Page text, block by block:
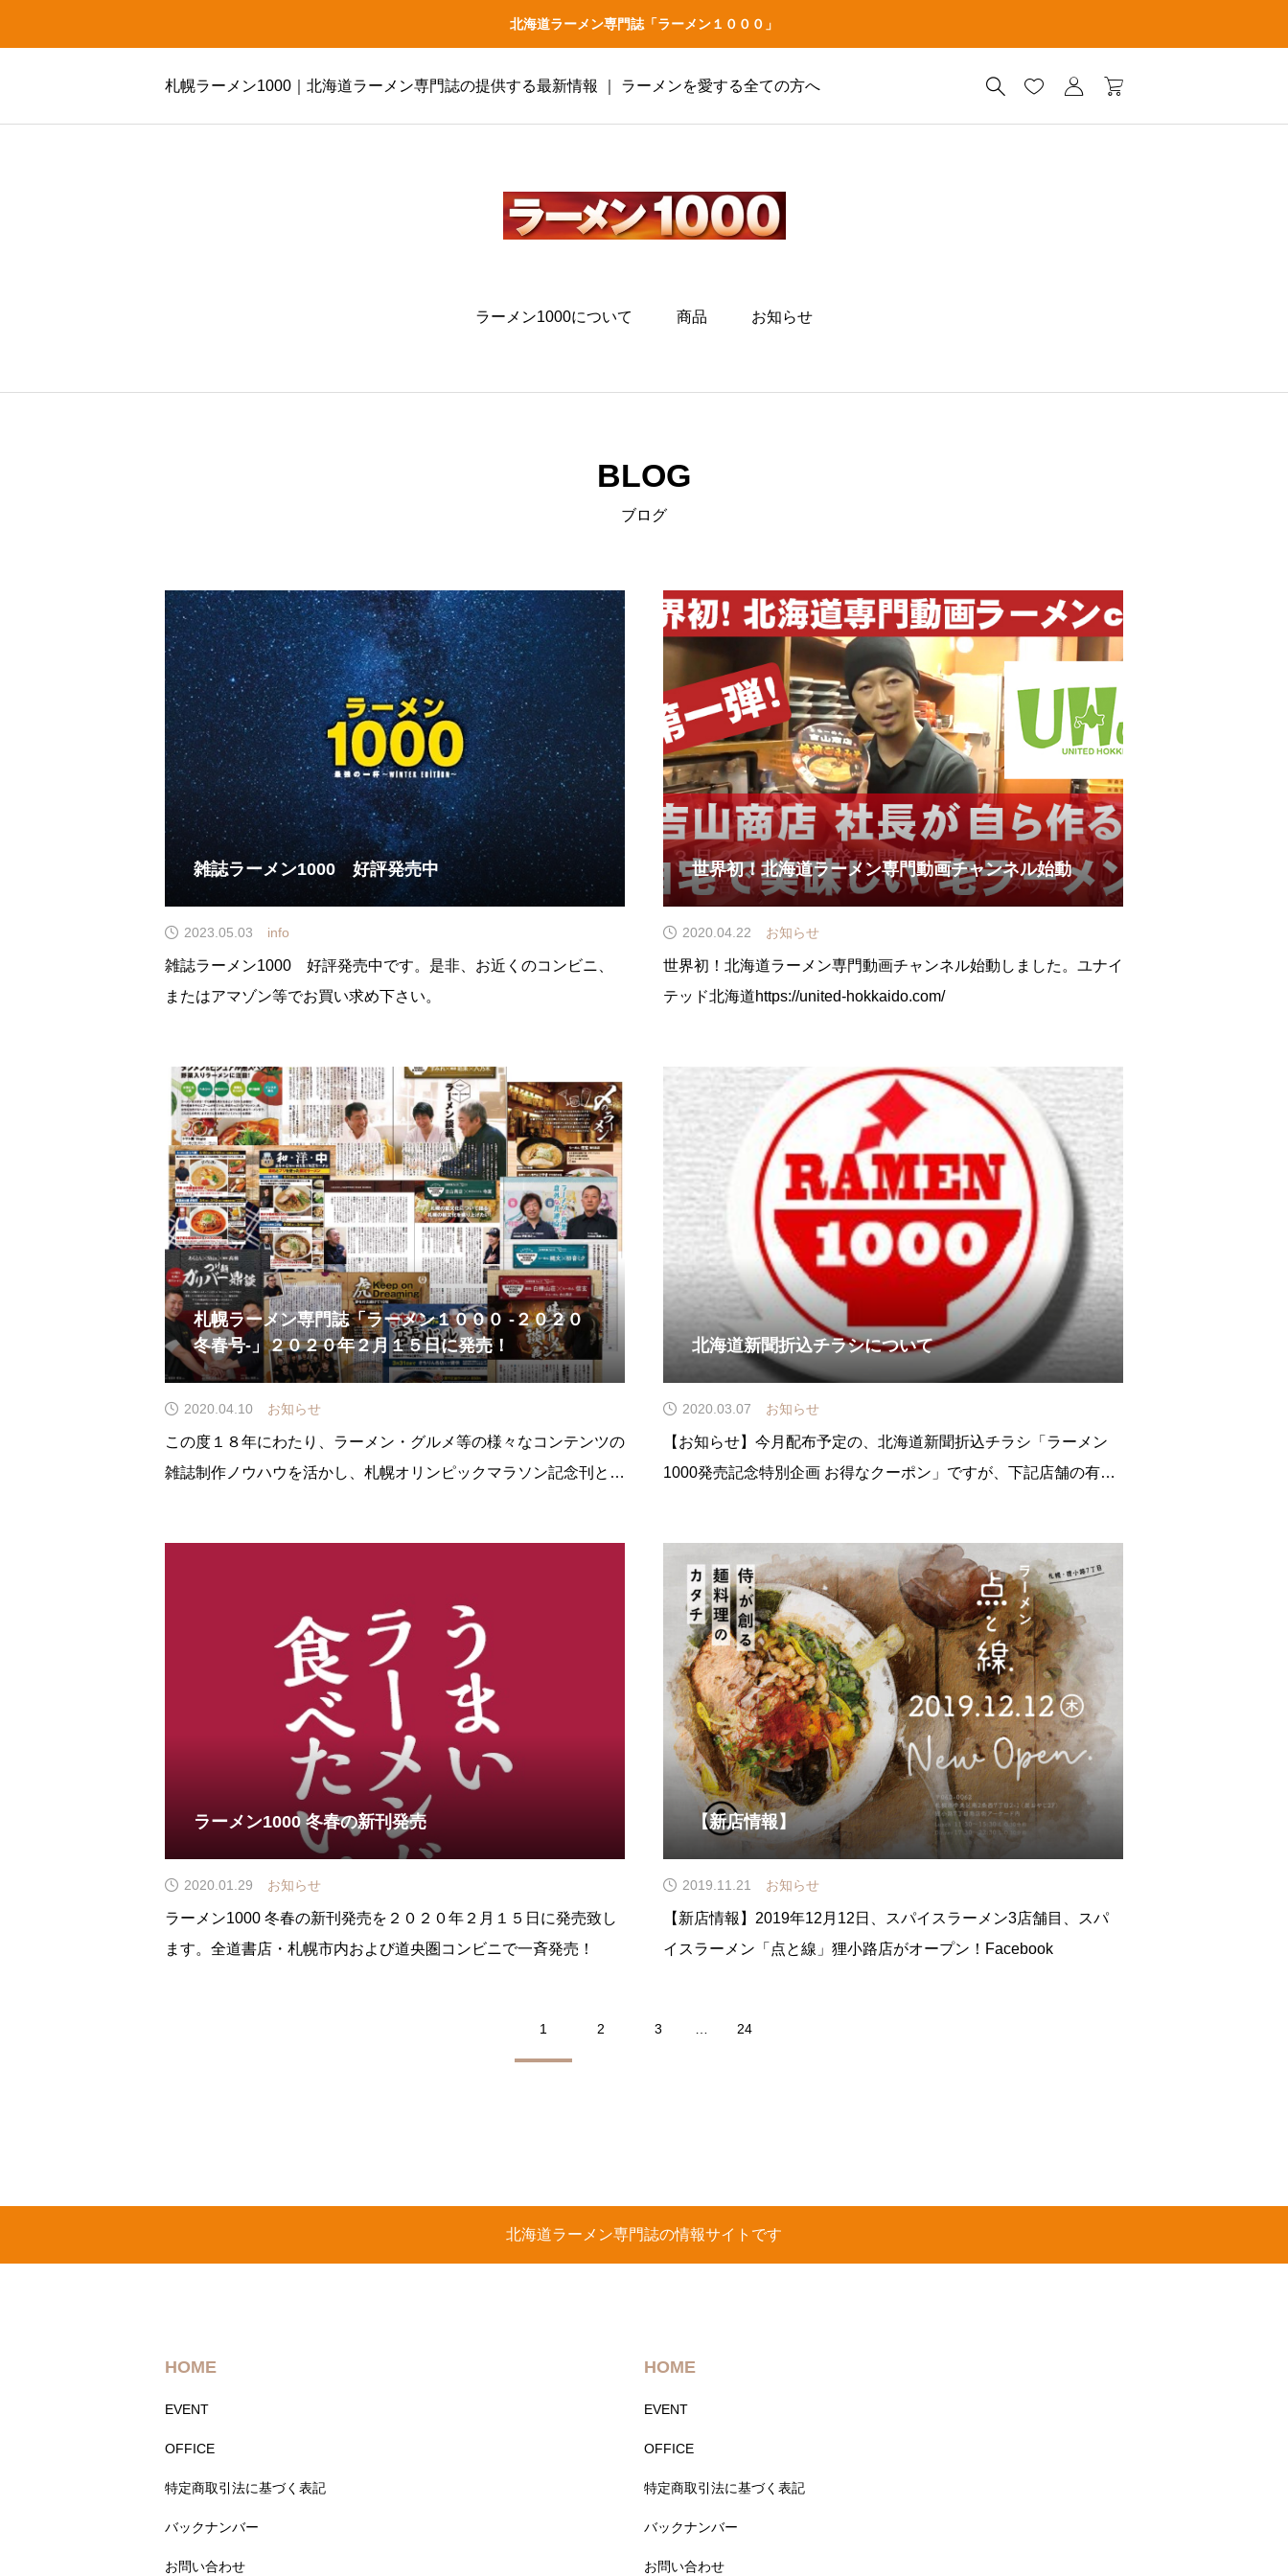
北海道ラーメン専門誌「ラーメン１０００」
札幌ラーメン1000｜北海道ラーメン専門誌の提供する最新情報 ｜ ラーメンを愛する全ての方へ
ラーメン1000について 商品 お知らせ
BLOG
ブログ
雑誌ラーメン1000 好評発売中
2023.05.03 info
雑誌ラーメン1000 好評発売中です。是非、お近くのコンビニ、
またはアマゾン等でお買い求め下さい。
世界初！北海道ラーメン専門動画チャンネル始動
2020.04.22 お知らせ
世界初！北海道ラーメン専門動画チャンネル始動しました。ユナイ
テッド北海道https://united-hokkaido.com/
札幌ラーメン専門誌「ラーメン１０００ -２０２０
冬春号-」２０２０年２月１５日に発売！
2020.04.10 お知らせ
この度１８年にわたり、ラーメン・グルメ等の様々なコンテンツの
雑誌制作ノウハウを活かし、札幌オリンピックマラソン記念刊とし
北海道新聞折込チラシについて
2020.03.07 お知らせ
【お知らせ】今月配布予定の、北海道新聞折込チラシ「ラーメン
1000発売記念特別企画 お得なクーポン」ですが、下記店舗の有効
ラーメン1000 冬春の新刊発売
2020.01.29 お知らせ
ラーメン1000 冬春の新刊発売を２０２０年２月１５日に発売致し
ます。全道書店・札幌市内および道央圏コンビニで一斉発売！
【新店情報】
2019.11.21 お知らせ
【新店情報】2019年12月12日、スパイスラーメン3店舗目、スパ
イスラーメン「点と線」狸小路店がオープン！Facebook
1 2 3 … 24
北海道ラーメン専門誌の情報サイトです
HOME
EVENT
OFFICE
特定商取引法に基づく表記
バックナンバー
お問い合わせ
HOME
EVENT
OFFICE
特定商取引法に基づく表記
バックナンバー
お問い合わせ